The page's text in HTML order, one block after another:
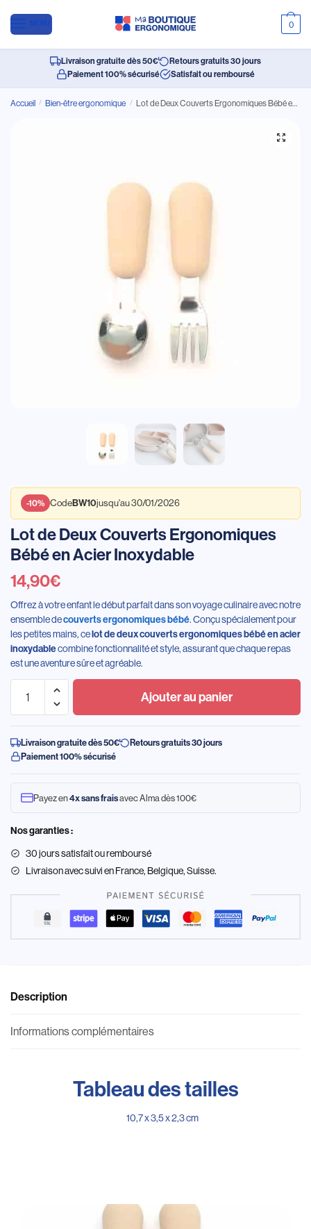
MENU 0
Livraison gratuite dès 50€
Retours gratuits 30 jours
Paiement 100% sécurisé
Satisfait ou remboursé
Accueil / Bien-être ergonomique / Lot de Deux Couverts Ergonomiques Bébé en Acier Inoxydable
-10% CodeBW10jusqu'au 30/01/2026
Lot de Deux Couverts Ergonomiques
Bébé en Acier Inoxydable
14,90€
Offrez à votre enfant le début parfait dans son voyage culinaire avec notre
ensemble decouverts ergonomiques bébé. Conçu spécialement pour
les petites mains, celot de deux couverts ergonomiques bébé en acier
inoxydablecombine fonctionnalité et style, assurant que chaque repas
est une aventure sûre et agréable.
Ajouter au panier
Livraison gratuite dès 50€
Retours gratuits 30 jours
Paiement 100% sécurisé
Payez en4x sans fraisavec Alma dès 100€
Nos garanties :
30 jours satisfait ou remboursé
Livraisonavec suivi en France, Belgique, Suisse.
Description
Informations complémentaires
Tableau des tailles
10,7 x 3,5 x 2,3 cm